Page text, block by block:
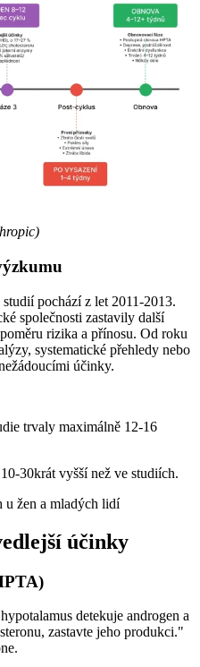
pochází z let 2011-2013.
společnosti zastavily další
rizika a přínosu. Od roku
systematické přehledy nebo
účinky.
trvaly maximálně 12-16
30krát vyšší než ve studiích.
u žen a mladých lidí
účinky
detekuje androgen a
zastavte jeho produkci."